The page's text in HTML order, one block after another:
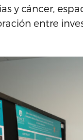
y cáncer,
entre